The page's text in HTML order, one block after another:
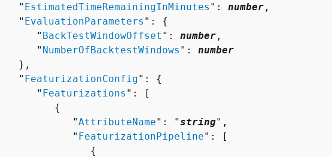
   "
EstimatedTimeRemainingInMinutes ": number ,
   "
EvaluationParameters ": {
      "
BackTestWindowOffset ": number ,
      "
NumberOfBacktestWindows ": number
   },
   "
FeaturizationConfig": {
      "
Featurizations ": [
{
            "
AttributeName": "string",
            "
FeaturizationPipeline": [
{